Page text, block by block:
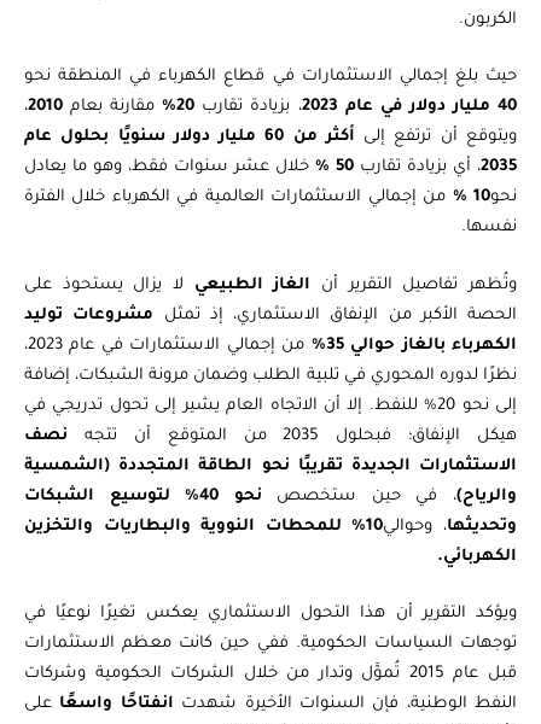
الكربون.
حيث بلغ إجمالي الاستثمارات في قطاع الكهرباء في المنطقة نحو
40 مليار دولار في عام 2023
، بزيادة تقارب20% مقارنة بعام2010،
ويتوقع أن ترتفع إلى
أكثر من 60 مليار دولار سنويًا بحلول عام
2035، أي بزيادة تقارب50
%خلال عشر سنوات فقط، وهو ما يعادل
نحو10 %
من إجمالي الاستثمارات العالمية في الكهرباء خلال الفترة
نفسها.
وتُظهر تفاصيل التقرير أنالغاز الطبيعيلا يزال يستحوذ على
الحصة الأكبر من الإنفاق الاستثماري، إذ تمثلمشروعات توليد
الكهرباء بالغاز حوالي 35%
من إجمالي الاستثمارات في عام 2023،
نظرًا لدوره المحوري في تلبية الطلب وضمان مرونة الشبكات، إضافة
إلى نحو 20% للنفط. إلا أن الاتجاه العام يشير إلى تحول تدريجي في
هيكل الإنفاق؛ فبحلول 2035 من المتوقع أن تتجه
نصف
الاستثمارات الجديدة تقريبًا نحو الطاقة المتجددة (الشمسية
والرياح)، في حين ستخصص
نحو 40% لتوسيع الشبكات
وتحديثها، وحوالي
10% للمحطات النووية والبطاريات والتخزين
الكهربائي.
ويؤكد التقرير أن هذا التحول الاستثماري يعكس تغيرًا نوعيًا في
توجهات السياسات الحكومية. ففي حين كانت معظم الاستثمارات
قبل عام 2015 تُموَّل وتدار من خلال الشركات الحكومية وشركات
النفط الوطنية، فإن السنوات الأخيرة شهدتانفتاحًا واسعًاعلى